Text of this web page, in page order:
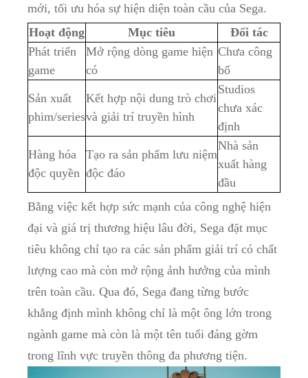
mới, tối‍ ưu hóa⁢ sự hiện diện ‍toàn ​cầu ​của Sega.
Hoạt động
Mục tiêu
Đối tác
Phát triển
game
Mở ​rộng dòng game hiện
có
Chưa công
bố
Sản xuất
phim/series
Kết​ hợp​ nội⁢ dung trò chơi
‌và​ giải⁤ trí truyền hình
Studios
chưa xác
định
Hàng hóa
độc quyền
Tạo ⁤ra sản phẩm lưu⁢ niệm
độc ⁣đáo
Nhà sản
xuất hàng
đầu
Bằng việc kết hợp sức mạnh‌ của công⁤ nghệ ⁣hiện
đại và giá trị thương ‌hiệu lâu đời, Sega đặt⁣ mục
tiêu không⁤ chỉ tạo ra ‌các‌ sản⁢ phẩm giải ‍trí ​có ​chất
lượng cao mà còn mở rộng ảnh hưởng của mình⁤
trên ​toàn cầu. Qua ‌đó, Sega đang từng bước
khẳng định​ mình không chỉ là một ông lớn trong
ngành game mà còn⁢ là ⁤một ‌tên⁣ tuổi ⁣đáng gờm
trong lĩnh vực‌ truyền thông đa phương tiện.